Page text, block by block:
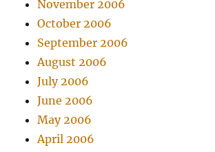
November 2006
October 2006
September 2006
August 2006
July 2006
June 2006
May 2006
April 2006